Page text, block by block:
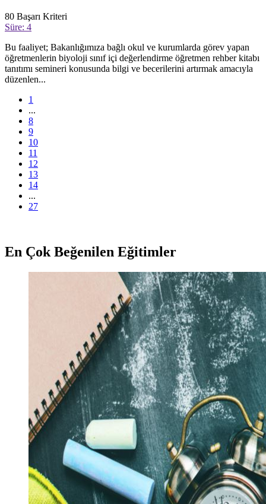
80 Başarı Kriteri
Süre: 4
Bu faaliyet; Bakanlığımıza bağlı okul ve kurumlarda görev yapan
öğretmenlerin biyoloji sınıf içi değerlendirme öğretmen rehber kitabı
tanıtımı semineri konusunda bilgi ve becerilerini artırmak amacıyla
düzenlen...
1
...
8
9
10
11
12
13
14
...
27
En Çok Beğenilen Eğitimler